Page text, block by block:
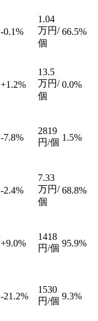
-0.1%
1.04
万円/
個
66.5%
+1.2%
13.5
万円/
個
0.0%
-7.8%
2819
円/個 1.5%
-2.4%
7.33
万円/
個
68.8%
+9.0%
1418
円/個 95.9%
-21.2%
1530
円/個 9.3%